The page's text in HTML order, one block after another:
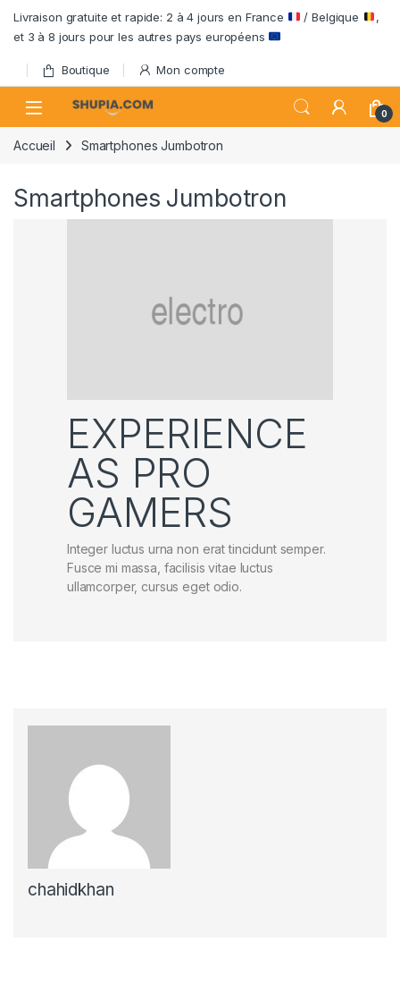
Livraison gratuite et rapide: 2 à 4 jours en France / Belgique
,
et 3 à 8 jours pour les autres pays européens
Boutique Mon compte
Open 0
Accueil Smartphones Jumbotron
Smartphones Jumbotron
EXPERIENCE
AS PRO
GAMERS
Integer luctus urna non erat tincidunt semper.
Fusce mi massa, facilisis vitae luctus
ullamcorper, cursus eget odio.
chahidkhan